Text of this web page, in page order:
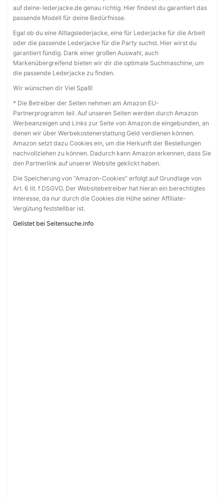
auf deine-lederjacke.de genau richtig. Hier findest du garantiert das
passende Modell für deine Bedürfnisse.
Egal ob du eine Alltagslederjacke, eine für Lederjacke für die Arbeit
oder die passende Lederjacke für die Party suchst. Hier wirst du
garantiert fündig. Dank einer großen Auswahl, auch
Markenübergreifend bieten wir dir die optimale Suchmaschine, um
die passende Lederjacke zu finden.
Wir wünschen dir Viel Spaß!
* Die Betreiber der Seiten nehmen am Amazon EU-
Partnerprogramm teil. Auf unseren Seiten werden durch Amazon
Werbeanzeigen und Links zur Seite von Amazon.de eingebunden, an
denen wir über Werbekostenerstattung Geld verdienen können.
Amazon setzt dazu Cookies ein, um die Herkunft der Bestellungen
nachvollziehen zu können. Dadurch kann Amazon erkennen, dass Sie
den Partnerlink auf unserer Website geklickt haben.
Die Speicherung von “Amazon-Cookies” erfolgt auf Grundlage von
Art. 6 lit. f DSGVO. Der Websitebetreiber hat hieran ein berechtigtes
Interesse, da nur durch die Cookies die Höhe seiner Affiliate-
Vergütung feststellbar ist.
Gelistet bei Seitensuche.info